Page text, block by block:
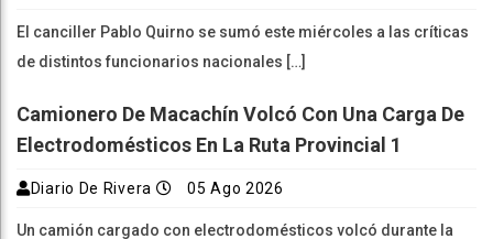
El canciller Pablo Quirno se sumó este miércoles a las críticas
de distintos funcionarios nacionales […]
Camionero De Macachín Volcó Con Una Carga De
Electrodomésticos En La Ruta Provincial 1
Diario De Rivera 05 Ago 2026
Un camión cargado con electrodomésticos volcó durante la